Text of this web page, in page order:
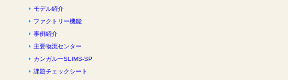
モデル紹介
ファクトリー機能
事例紹介
主要物流センター
カンガルーSLIMS-SP
課題チェックシート